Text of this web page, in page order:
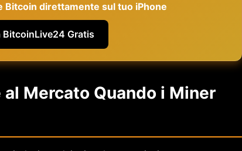
Bitcoin direttamente sul tuo iPhone
BitcoinLive24 Gratis
Mercato Quando i Miner